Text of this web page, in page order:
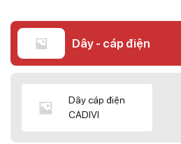
Dây - cáp điện
Dây cáp điện
CADIVI